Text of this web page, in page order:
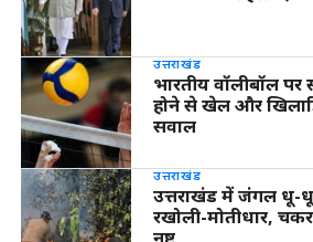
उत्तराखंड
भारतीय वॉलीबॉल
होने से खेल और
सवाल
उत्तराखंड
उत्तराखंड में जंगल धू-
रखोली-मोतीधार,
नष्ट